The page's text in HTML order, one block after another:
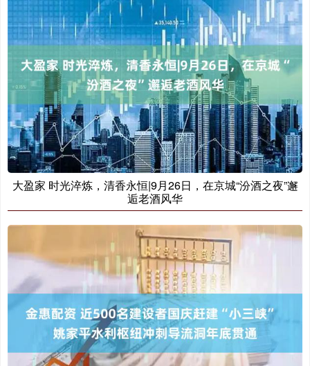
大盈家 时光淬炼，清香永恒|9月26日，在京城“汾酒之夜”邂
逅老酒风华